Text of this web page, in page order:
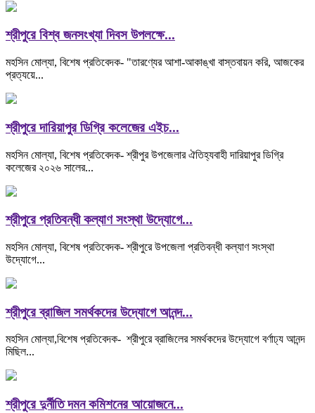
শ্রীপুরে বিশ্ব জনসংখ্যা দিবস উপলক্ষে...
মহসিন মোল্যা, বিশেষ প্রতিবেদক- "তারণ্যের আশা-আকাঙ্খা বাস্তবায়ন করি, আজকের
প্রত্যয়ে...
শ্রীপুরে দারিয়াপুর ডিগ্রি কলেজের এইচ...
মহসিন মোল্যা, বিশেষ প্রতিবেদক- শ্রীপুর উপজেলার ঐতিহ্যবাহী দারিয়াপুর ডিগ্রি
কলেজের ২০২৬ সালের...
শ্রীপুরে প্রতিবন্ধী কল্যাণ সংস্থা উদ্যোগে...
মহসিন মোল্যা, বিশেষ প্রতিবেদক- শ্রীপুরে উপজেলা প্রতিবন্ধী কল্যাণ সংস্থা
উদ্যোগে...
শ্রীপুরে ব্রাজিল সমর্থকদের উদ্যোগে আনন্দ...
মহসিন মোল্যা,বিশেষ প্রতিবেদক- শ্রীপুরে ব্রাজিলের সমর্থকদের উদ্যোগে বর্ণাঢ্য আনন্দ
মিছিল...
শ্রীপুরে দুর্নীতি দমন কমিশনের আয়োজনে...